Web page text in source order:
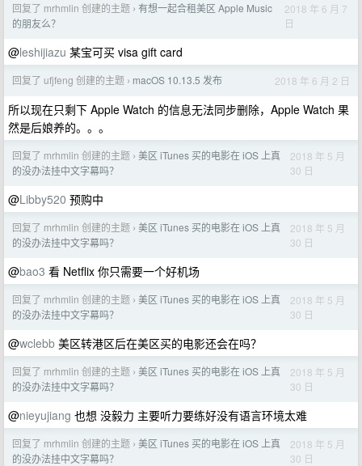
回复了 mrhmlin 创建的主题 › 有想一起合租美区 Apple Music
的朋友么？
2018 年 6 月 7
日
@leshijiazu 某宝可买 visa gift card
回复了 ufjfeng 创建的主题 › macOS 10.13.5 发布 2018 年 6 月 2 日
所以现在只剩下 Apple Watch 的信息无法同步删除，Apple Watch 果
然是后娘养的。。。
回复了 mrhmlin 创建的主题 › 美区 iTunes 买的电影在 iOS 上真
的没办法挂中文字幕吗？
2018 年 5 月
30 日
@Libby520 预购中
回复了 mrhmlin 创建的主题 › 美区 iTunes 买的电影在 iOS 上真
的没办法挂中文字幕吗？
2018 年 5 月
30 日
@bao3 看 Netflix 你只需要一个好机场
回复了 mrhmlin 创建的主题 › 美区 iTunes 买的电影在 iOS 上真
的没办法挂中文字幕吗？
2018 年 5 月
30 日
@wclebb 美区转港区后在美区买的电影还会在吗？
回复了 mrhmlin 创建的主题 › 美区 iTunes 买的电影在 iOS 上真
的没办法挂中文字幕吗？
2018 年 5 月
30 日
@nieyujiang 也想 没毅力 主要听力要练好没有语言环境太难
回复了 mrhmlin 创建的主题 › 美区 iTunes 买的电影在 iOS 上真
的没办法挂中文字幕吗？
2018 年 5 月
30 日